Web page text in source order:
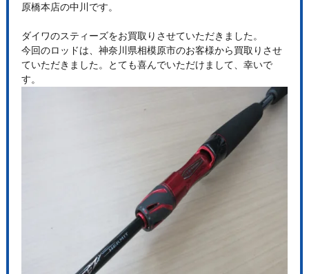
原橋本店の中川です。
ダイワのスティーズをお買取りさせていただきました。
今回のロッドは、神奈川県相模原市のお客様から買取りさせ
ていただきました。とても喜んでいただけまして、幸いで
す。